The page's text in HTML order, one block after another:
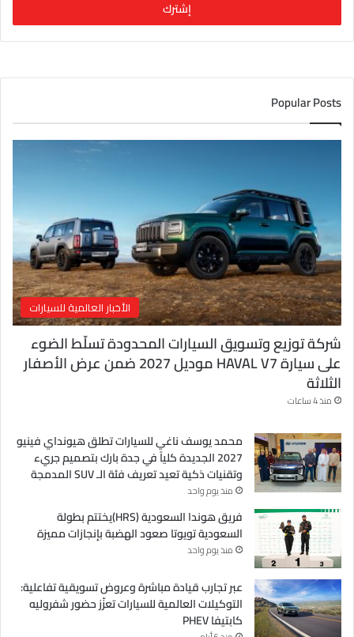
ب
ر
د
ا
ل
إ
ي
Popular Posts
الأخبار العالمية للسيارات
شركة توزيع وتسويق السيارات المحدودة تسلّط الضوء
على سيارة HAVAL V7 موديل 2027 ضمن عرض الأصفار
الثلاثة
منذ 4 ساعات
محمد يوسف ناغي للسيارات تطلق هيونداي فينيو
2027 الجديدة كلياً في جدة بارك بتصميم جريء
وتقنيات ذكية تعيد تعريف فئة الـ SUV المدمجة
منذ يوم واحد
فريق هوندا السعودية (HRS)يختتم بطولة
السعودية تويوتا صعود الهضبة بإنجازات مميزة
منذ يوم واحد
عبر تجارب قيادة مباشرة وعروض تسويقية تفاعلية:
التوكيلات العالمية للسيارات تعزّز حضور شفروليه
كابتيفا PHEV